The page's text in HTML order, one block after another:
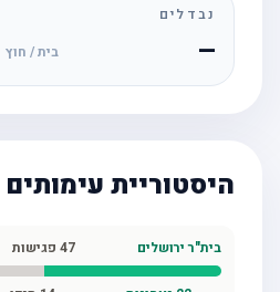
נבדלים
— בית / חוץ
היסטוריית עימותים
בית"ר ירושלים 47פגישות